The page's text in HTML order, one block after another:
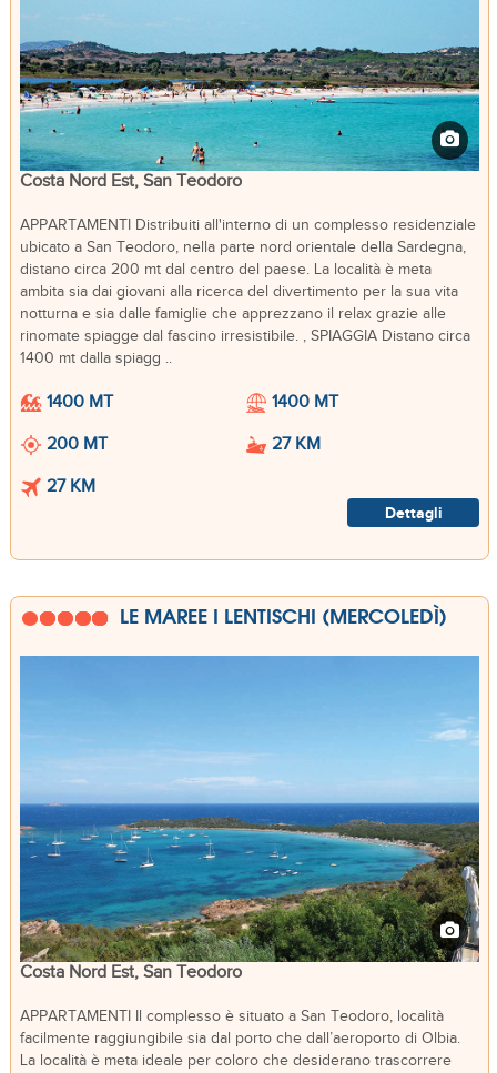
Costa Nord Est, San Teodoro
APPARTAMENTI Distribuiti all'interno di un complesso residenziale
ubicato a San Teodoro, nella parte nord orientale della Sardegna,
distano circa 200 mt dal centro del paese. La località è meta
ambita sia dai giovani alla ricerca del divertimento per la sua vita
notturna e sia dalle famiglie che apprezzano il relax grazie alle
rinomate spiagge dal fascino irresistibile. , SPIAGGIA Distano circa
1400 mt dalla spiagg ..
1400 MT
1400 MT
200 MT
27 KM
27 KM
Dettagli
LE MAREE I LENTISCHI (MERCOLEDÌ)
Costa Nord Est, San Teodoro
APPARTAMENTI Il complesso è situato a San Teodoro, località
facilmente raggiungibile sia dal porto che dall’aeroporto di Olbia.
La località è meta ideale per coloro che desiderano trascorrere